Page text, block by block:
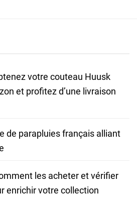
votre couteau Huusk
et profitez d’une livraison
de parapluies français alliant
les acheter et vérifier
enrichir votre collection